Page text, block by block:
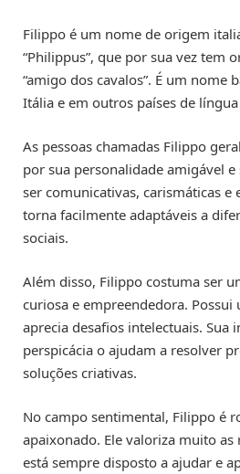
Filippo é um nome de origem
“Philippus”, que por sua vez tem
“amigo dos cavalos”. É um nome
Itália e em outros países de
As pessoas chamadas Filippo
por sua personalidade amigável e
ser comunicativas, carismáticas e
torna facilmente adaptáveis a
sociais.
Além disso, Filippo costuma ser
curiosa e empreendedora. Possui
aprecia desafios intelectuais. Sua
perspicácia o ajudam a resolver
soluções criativas.
No campo sentimental, Filippo é
apaixonado. Ele valoriza muito as
está sempre disposto a ajudar e